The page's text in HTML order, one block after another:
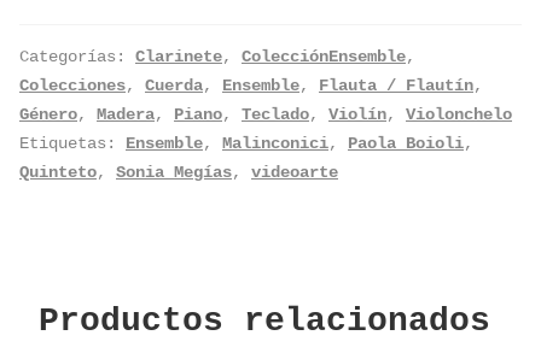
Categorías: Clarinete, ColecciónEnsemble,
Colecciones, Cuerda, Ensemble, Flauta / Flautín,
Género, Madera, Piano, Teclado, Violín, Violonchelo
Etiquetas: Ensemble, Malinconici, Paola Boioli,
Quinteto, Sonia Megías, videoarte
Productos relacionados